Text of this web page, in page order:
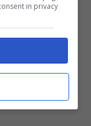
in privacy